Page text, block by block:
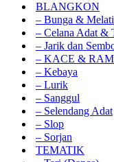
BLANGKON
– Bunga & Melati
– Celana Adat &
– Jarik dan
– KACE &
– Kebaya
– Lurik
– Sanggul
– Selendang Adat
– Slop
– Sorjan
TEMATIK